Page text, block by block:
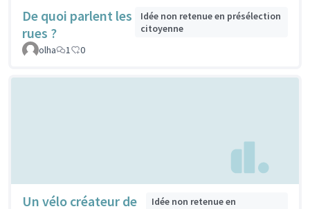
De quoi parlent les
rues ?
Idée non retenue en présélection
citoyenne
olha
1 0
Un vélo créateur de
Idée non retenue en